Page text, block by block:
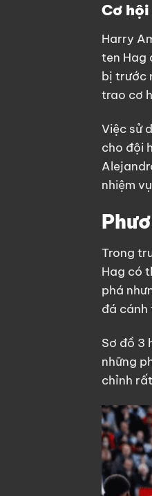
Cơ
Harry
ten Hag
bị trước
trao cơ
Việc sử
cho đội
nhiệm
Trong
Hag có
phá
đá cánh
Sơ đồ 3
những
chỉnh